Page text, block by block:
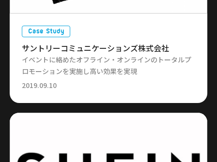
Case Study
サントリーコミュニケーションズ株式会社
イベントに絡めたオフライン・オンラインのトータルプ
ロモーションを実施し高い効果を実現
2019.09.10